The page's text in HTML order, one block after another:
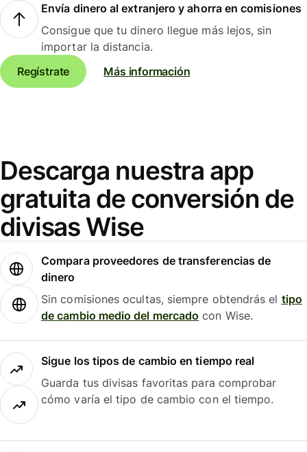
Envía dinero al extranjero y ahorra en comisiones
Consigue que tu dinero llegue más lejos, sin
importar la distancia.
Regístrate
Más información
Descarga nuestra app
gratuita de conversión de
divisas Wise
Compara proveedores de transferencias de
dinero
Sin comisiones ocultas, siempre obtendrás el tipo
de cambio medio del mercado con Wise.
Sigue los tipos de cambio en tiempo real
Guarda tus divisas favoritas para comprobar
cómo varía el tipo de cambio con el tiempo.